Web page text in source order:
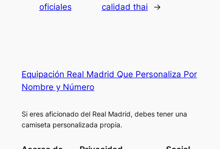
oficiales
calidad thai
→
Equipación Real Madrid Que Personaliza Por
Nombre y Número
Si eres aficionado del Real Madrid, debes tener una
camiseta personalizada propia.